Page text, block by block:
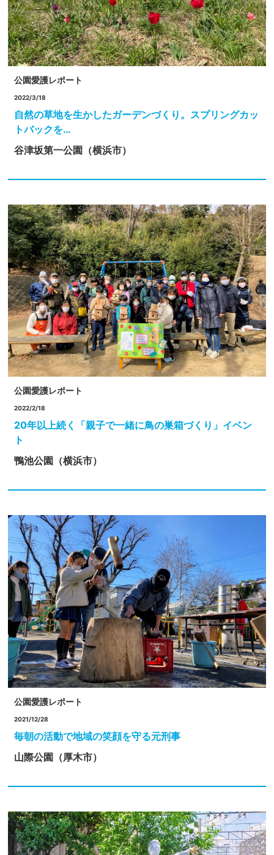
公園愛護レポート
2022/3/18
自然の草地を生かしたガーデンづくり。スプリングカッ
トバックを…
谷津坂第一公園（横浜市）
公園愛護レポート
2022/2/18
20年以上続く「親子で一緒に鳥の巣箱づくり」イベン
ト
鴨池公園（横浜市）
公園愛護レポート
2021/12/28
毎朝の活動で地域の笑顔を守る元刑事
山際公園（厚木市）